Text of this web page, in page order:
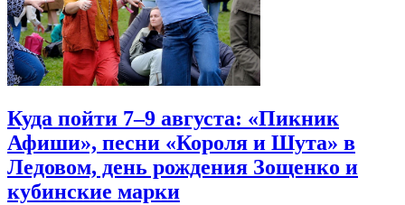
Куда пойти 7–9 августа: «Пикник
Афиши», песни «Короля и Шута» в
Ледовом, день рождения Зощенко и
кубинские марки